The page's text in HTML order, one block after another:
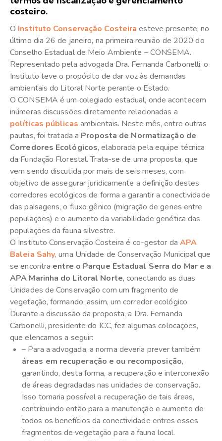
costeiro.
O Instituto Conservação Costeira esteve presente, no
último dia 26 de janeiro, na primeira reunião de 2020 do
Conselho Estadual de Meio Ambiente – CONSEMA.
Representado pela advogada Dra. Fernanda Carbonelli, o
Instituto teve o propósito de dar voz às demandas
ambientais do Litoral Norte perante o Estado.
O CONSEMA é um colegiado estadual, onde acontecem
inúmeras discussões diretamente relacionadas a
políticas públicas ambientais. Neste mês, entre outras
pautas, foi tratada a Proposta de Normatização de
Corredores Ecológicos, elaborada pela equipe técnica
da Fundação Florestal. Trata-se de uma proposta, que
vem sendo discutida por mais de seis meses, com
objetivo de assegurar juridicamente a definição destes
corredores ecológicos de forma a garantir a conectividade
das paisagens, o fluxo gênico (migração de genes entre
populações) e o aumento da variabilidade genética das
populações da fauna silvestre.
O Instituto Conservação Costeira é co-gestor da APA
Baleia Sahy, uma Unidade de Conservação Municipal que
se encontra entre o Parque Estadual Serra do Mar e a
APA Marinha do Litoral Norte, conectando as duas
Unidades de Conservação com um fragmento de
vegetação, formando, assim, um corredor ecológico.
Durante a discussão da proposta, a Dra. Fernanda
Carbonelli, presidente do ICC, fez algumas colocações,
que elencamos a seguir:
– Para a advogada, a norma deveria prever também
áreas em recuperação e ou recomposição,
garantindo, desta forma, a recuperação e interconexão
de áreas degradadas nas unidades de conservação.
Isso tornaria possível a recuperação de tais áreas,
contribuindo então para a manutenção e aumento de
todos os benefícios da conectividade entres esses
fragmentos de vegetação para a fauna local.